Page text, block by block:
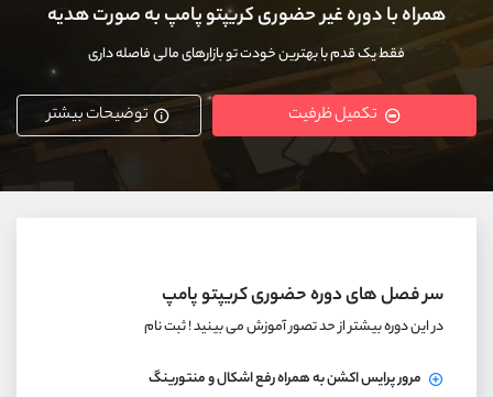
همراه با دوره غیر حضوری کریپتو پامپ به صورت هدیه
فقط یک قدم با بهترین خودت تو بازارهای مالی فاصله داری
تکمیل ظرفیت توضیحات بیشتر
سر فصل های دوره حضوری کریپتو پامپ
در این دوره بیشتر از حد تصور آموزش می بینید !ثبت نام
مرور پرایس اکشن به همراه رفع اشکال و منتورینگ
کانال بله @alirezamehrabi_official